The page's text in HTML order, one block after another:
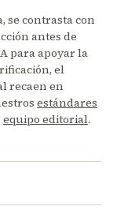
se contrasta con
antes de
para apoyar la
el
recaen en
estándares
equipo editorial.